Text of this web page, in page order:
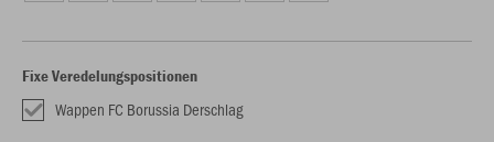
Fixe Veredelungspositionen
Wappen FC Borussia Derschlag